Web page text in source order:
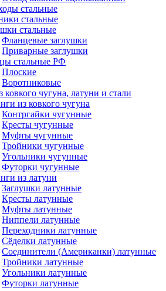
стальные
стальные
стальные
Фланцевые заглушки
Приварные заглушки
стальные РФ
Плоские
Воротниковые
чугуна, латуни и стали
из ковкого чугуна
Контргайки чугунные
Кресты чугунные
Муфты чугунные
Тройники чугунные
Угольники чугунные
Футорки чугунные
из латуни
Заглушки латунные
Кресты латунные
Муфты латунные
Ниппели латунные
Переходники латунные
Сёделки латунные
Соединители (Американки) латунные
Тройники латунные
Угольники латунные
Футорки латунные